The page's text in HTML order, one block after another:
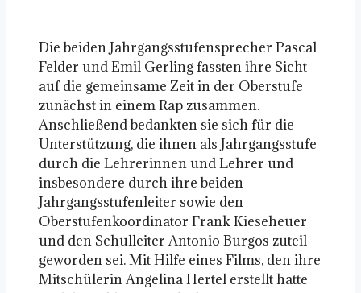
Die beiden Jahrgangsstufensprecher Pascal
Felder und Emil Gerling fassten ihre Sicht
auf die gemeinsame Zeit in der Oberstufe
zunächst in einem Rap zusammen.
Anschließend bedankten sie sich für die
Unterstützung, die ihnen als Jahrgangsstufe
durch die Lehrerinnen und Lehrer und
insbesondere durch ihre beiden
Jahrgangsstufenleiter sowie den
Oberstufenkoordinator Frank Kieseheuer
und den Schulleiter Antonio Burgos zuteil
geworden sei. Mit Hilfe eines Films, den ihre
Mitschülerin Angelina Hertel erstellt hatte